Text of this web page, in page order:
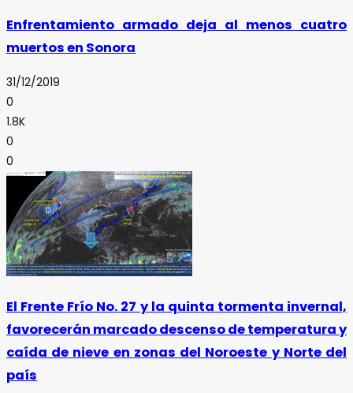
Enfrentamiento armado deja al menos cuatro
muertos en Sonora
31/12/2019
0
1.8K
0
0
El Frente Frío No. 27 y la quinta tormenta invernal,
favorecerán marcado descenso de temperatura y
caída de nieve en zonas del Noroeste y Norte del
país